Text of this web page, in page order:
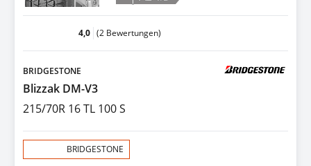
4,0 (2 Bewertungen)
BRIDGESTONE
Blizzak DM-V3
215/70R 16 TL 100 S
BRIDGESTONE